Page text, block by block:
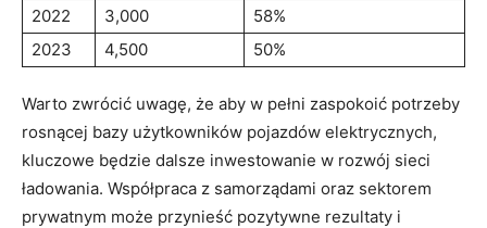
2022
3,000
58%
2023
4,500 50%
Warto zwrócić ⁢uwagę, że aby w⁣ pełni zaspokoić potrzeby
‌rosnącej ‍bazy ⁢użytkowników pojazdów elektrycznych,
⁢kluczowe będzie‍ dalsze inwestowanie w rozwój sieci
ładowania. Współpraca​ z samorządami oraz sektorem
prywatnym ‍może⁤ przynieść​ pozytywne rezultaty ‍i